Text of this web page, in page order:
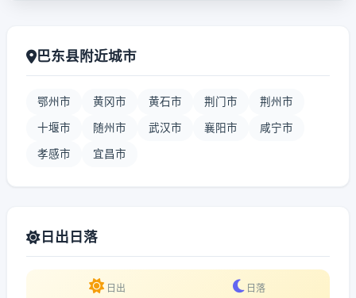
巴东县附近城市
鄂州市 黄冈市 黄石市 荆门市 荆州市
十堰市 随州市 武汉市 襄阳市 咸宁市
孝感市 宜昌市
日出日落
日出 日落